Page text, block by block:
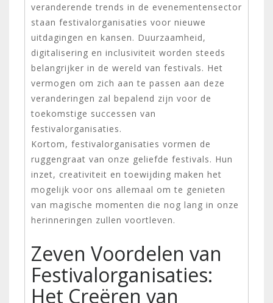
veranderende trends in de evenementensector
staan festivalorganisaties voor nieuwe
uitdagingen en kansen. Duurzaamheid,
digitalisering en inclusiviteit worden steeds
belangrijker in de wereld van festivals. Het
vermogen om zich aan te passen aan deze
veranderingen zal bepalend zijn voor de
toekomstige successen van
festivalorganisaties.
Kortom, festivalorganisaties vormen de
ruggengraat van onze geliefde festivals. Hun
inzet, creativiteit en toewijding maken het
mogelijk voor ons allemaal om te genieten
van magische momenten die nog lang in onze
herinneringen zullen voortleven.
Zeven Voordelen van
Festivalorganisaties:
Het Creëren van